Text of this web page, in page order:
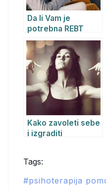
Da li Vam je
potrebna REBT
psihoterapija i kako
vam pomaže?
Kako zavoleti sebe
i izgraditi
Tags:
psihoterapija